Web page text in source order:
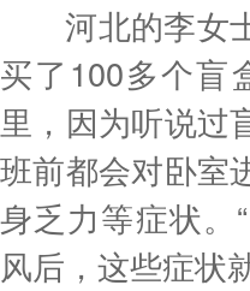
河北的李女士
买了100多个盲
里，因为听说过
班前都会对卧室
身乏力等症状。
风后，这些症状